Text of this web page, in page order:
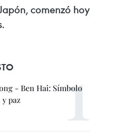
comenzó hoy
- Ben Hai: Símbolo
paz